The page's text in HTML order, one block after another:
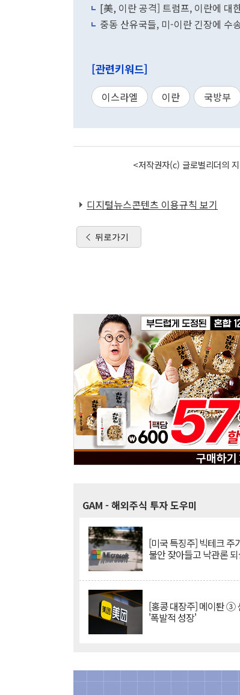
[美, 이란 공격] 트럼프, 이란에
중동 산유국들, 미-이란 긴장에 수
[관련키워드]
이스라엘 이란 국방부
<저작권자(c) 글로벌리더의
디지털뉴스콘텐츠 이용규칙 보기
뒤로가기
GAM - 해외주식 투자 도우미
[미국 특징주] 빅테크 주
불안 잦아들고 낙관론
[홍콩 대장주] 메이퇀 ③
'폭발적 성장'